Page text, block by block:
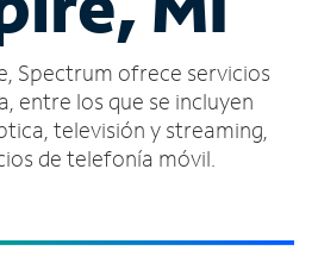
Spectrum ofrece servicios
entre los que se incluyen
televisión y streaming,
de telefonía móvil.